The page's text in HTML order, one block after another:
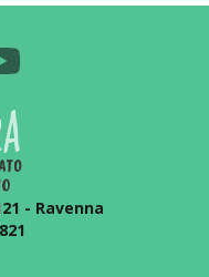
- Ravenna